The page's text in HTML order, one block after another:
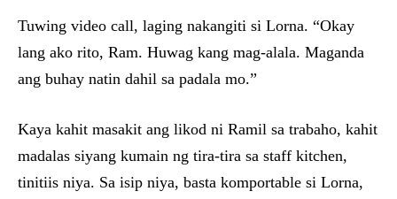
Tuwing video call, laging nakangiti si Lorna. “Okay
lang ako rito, Ram. Huwag kang mag-alala. Maganda
ang buhay natin dahil sa padala mo.”
Kaya kahit masakit ang likod ni Ramil sa trabaho, kahit
madalas siyang kumain ng tira-tira sa staff kitchen,
tinitiis niya. Sa isip niya, basta komportable si Lorna,